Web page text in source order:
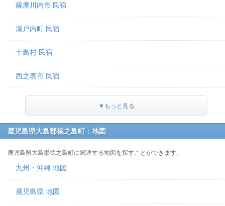
薩摩川内市 民宿
瀬戸内町 民宿
十島村 民宿
西之表市 民宿
▼もっと見る
鹿児島県大島郡徳之島町：地図
鹿児島県大島郡徳之島町に関連する地図を探すことができます。
九州・沖縄 地図
鹿児島県 地図